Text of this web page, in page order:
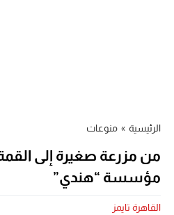
الرئيسية » منوعات
من مزرعة صغيرة إلى
مؤسسة “هندي”
القاهرة تايمز